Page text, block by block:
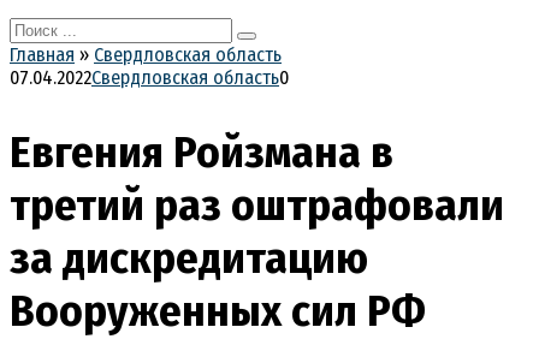
Search
for:
Главная » Свердловская область
07.04.2022Свердловская область0
Евгения Ройзмана в
третий раз оштрафовали
за дискредитацию
Вооруженных сил РФ